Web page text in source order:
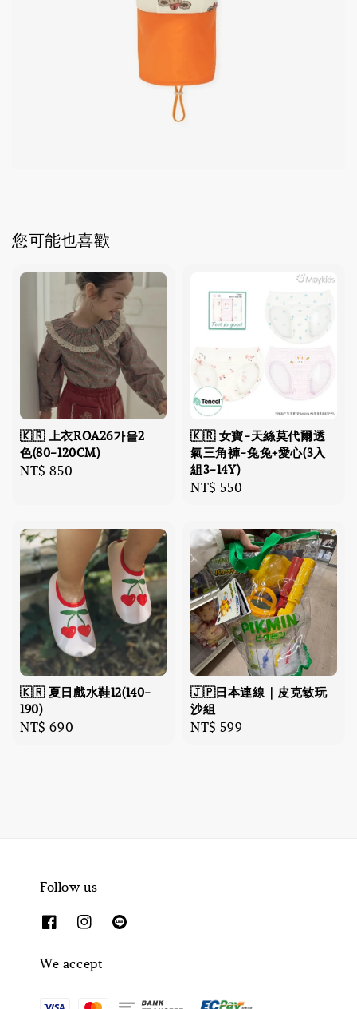
您可能也喜歡
🇰🇷 上衣ROA26가을2
色(80-120CM)
Regular
NT$ 850
🇰🇷 女寶-天絲莫代爾透
氣三角褲-兔兔+愛心(3入
組3-14Y)
Regular
NT$ 550
🇰🇷 夏日戲水鞋12(140-
190)
Regular
NT$ 690
🇯🇵日本連線｜皮克敏玩
沙組
Regular
NT$ 599
Follow us
We accept